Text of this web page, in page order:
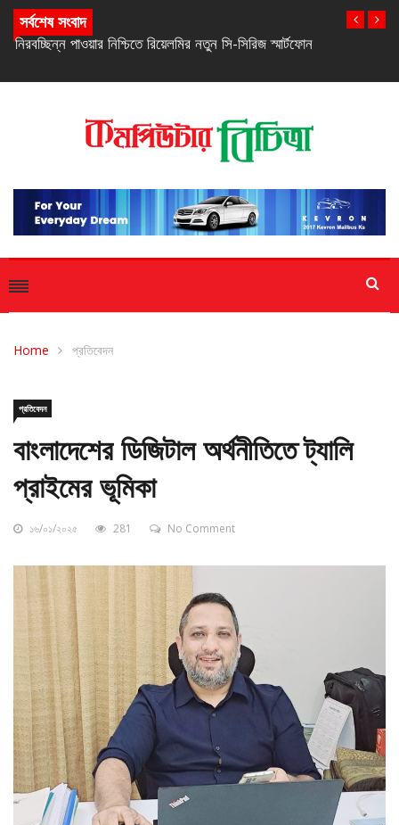
সর্বশেষ সংবাদ
নিরবচ্ছিন্ন পাওয়ার নিশ্চিতে রিয়েলমির নতুন সি-সিরিজ স্মার্টফোন
বাংলাদেশের ডিজিটাল অর্থনীতিতে ট্যালি
প্রাইমের ভূমিকা